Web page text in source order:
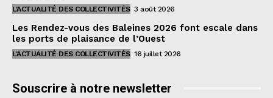
L'ACTUALITÉ DES COLLECTIVITÉS 3 août 2026
Les Rendez-vous des Baleines 2026 font escale dans
les ports de plaisance de l’Ouest
L'ACTUALITÉ DES COLLECTIVITÉS 16 juillet 2026
Souscrire à notre newsletter